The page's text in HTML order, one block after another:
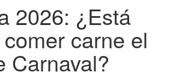
2026: ¿Está
carne el
Carnaval?